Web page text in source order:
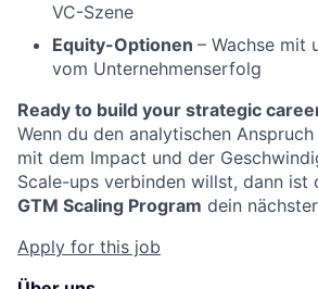
VC-Szene
Equity-Optionen – Wachse mit
vom Unternehmenserfolg
Ready to build your strategic
Wenn du den analytischen
mit dem Impact und der
Scale-ups verbinden willst, dann ist
GTM Scaling Program dein
Apply for this job